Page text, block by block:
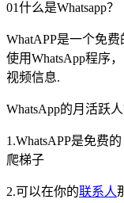
01什么是Whatsapp？
WhatAPP是一个免
使用WhatsApp程序
视频信息.
WhatsApp的月活跃
1.WhatsAPP是免费
爬梯子
2.可以在你的联系人